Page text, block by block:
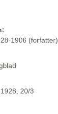
1906 (forfatter)
20/3